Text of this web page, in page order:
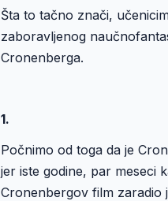
Šta to tačno znači,
zaboravljenog
Cronenberga.
1.
Počnimo od toga da je
jer iste godine, par meseci
Cronenbergov film zaradio